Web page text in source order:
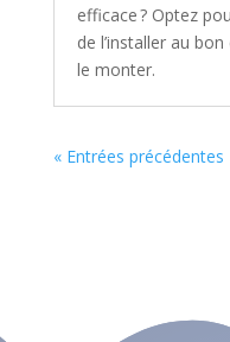
efficace ? Optez
de l’installer au
le monter.
« Entrées précédentes